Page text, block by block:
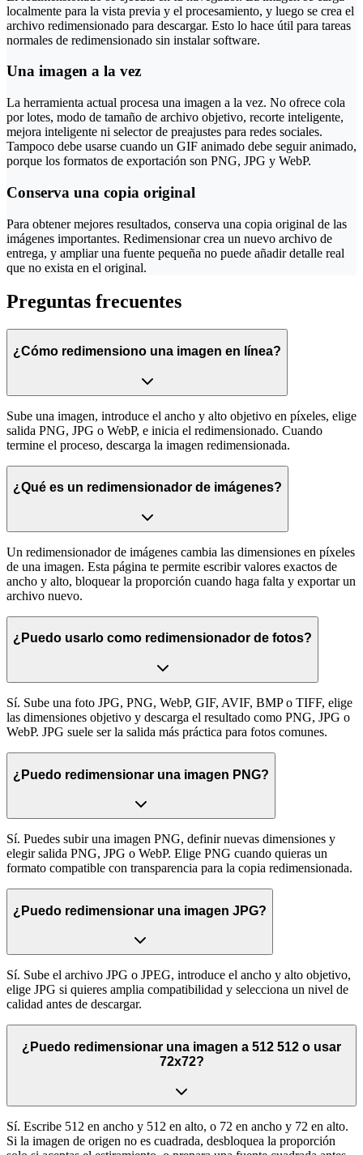
localmente para la vista previa y el procesamiento, y luego se crea el
archivo redimensionado para descargar. Esto lo hace útil para tareas
normales de redimensionado sin instalar software.
Una imagen a la vez
La herramienta actual procesa una imagen a la vez. No ofrece cola
por lotes, modo de tamaño de archivo objetivo, recorte inteligente,
mejora inteligente ni selector de preajustes para redes sociales.
Tampoco debe usarse cuando un GIF animado debe seguir animado,
porque los formatos de exportación son PNG, JPG y WebP.
Conserva una copia original
Para obtener mejores resultados, conserva una copia original de las
imágenes importantes. Redimensionar crea un nuevo archivo de
entrega, y ampliar una fuente pequeña no puede añadir detalle real
que no exista en el original.
Preguntas frecuentes
¿Cómo redimensiono una imagen en línea?
Sube una imagen, introduce el ancho y alto objetivo en píxeles, elige
salida PNG, JPG o WebP, e inicia el redimensionado. Cuando
termine el proceso, descarga la imagen redimensionada.
¿Qué es un redimensionador de imágenes?
Un redimensionador de imágenes cambia las dimensiones en píxeles
de una imagen. Esta página te permite escribir valores exactos de
ancho y alto, bloquear la proporción cuando haga falta y exportar un
archivo nuevo.
¿Puedo usarlo como redimensionador de fotos?
Sí. Sube una foto JPG, PNG, WebP, GIF, AVIF, BMP o TIFF, elige
las dimensiones objetivo y descarga el resultado como PNG, JPG o
WebP. JPG suele ser la salida más práctica para fotos comunes.
¿Puedo redimensionar una imagen PNG?
Sí. Puedes subir una imagen PNG, definir nuevas dimensiones y
elegir salida PNG, JPG o WebP. Elige PNG cuando quieras un
formato compatible con transparencia para la copia redimensionada.
¿Puedo redimensionar una imagen JPG?
Sí. Sube el archivo JPG o JPEG, introduce el ancho y alto objetivo,
elige JPG si quieres amplia compatibilidad y selecciona un nivel de
calidad antes de descargar.
¿Puedo redimensionar una imagen a 512 512 o usar
72x72?
Sí. Escribe 512 en ancho y 512 en alto, o 72 en ancho y 72 en alto.
Si la imagen de origen no es cuadrada, desbloquea la proporción